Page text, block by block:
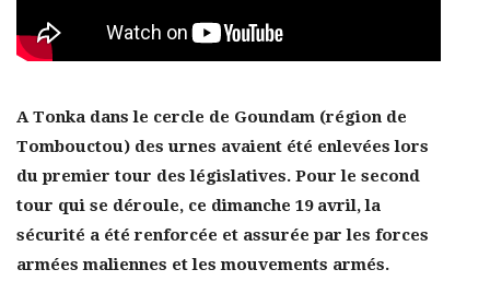
A Tonka dans le cercle de Goundam (région de
Tombouctou) des urnes avaient été enlevées lors
du premier tour des législatives. Pour le second
tour qui se déroule, ce dimanche 19 avril, la
sécurité a été renforcée et assurée par les forces
armées maliennes et les mouvements armés.